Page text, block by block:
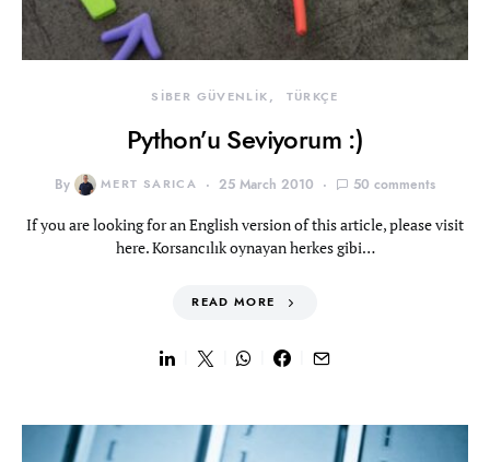
SİBER GÜVENLİK TÜRKÇE
Python’u Seviyorum :)
By MERT SARICA 25 March 2010 50 comments
If you are looking for an English version of this article, please visit
here. Korsancılık oynayan herkes gibi…
READ MORE